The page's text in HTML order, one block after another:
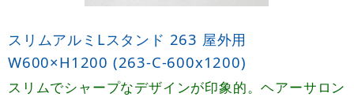
スリムアルミLスタンド 263 屋外用
W600×H1200 (263-C-600x1200)
スリムでシャープなデザインが印象的。ヘアーサロン